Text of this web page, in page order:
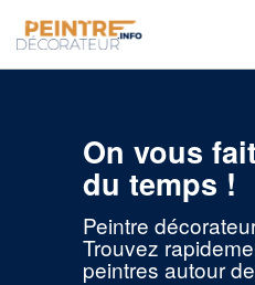
On vous
du temps !
Peintre
Trouvez
peintres autour